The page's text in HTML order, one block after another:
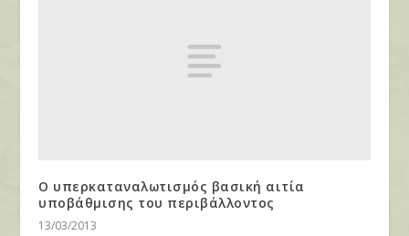
Ο υπερκαταναλωτισμός βασική αιτία
υποβάθμισης του περιβάλλοντος
13/03/2013